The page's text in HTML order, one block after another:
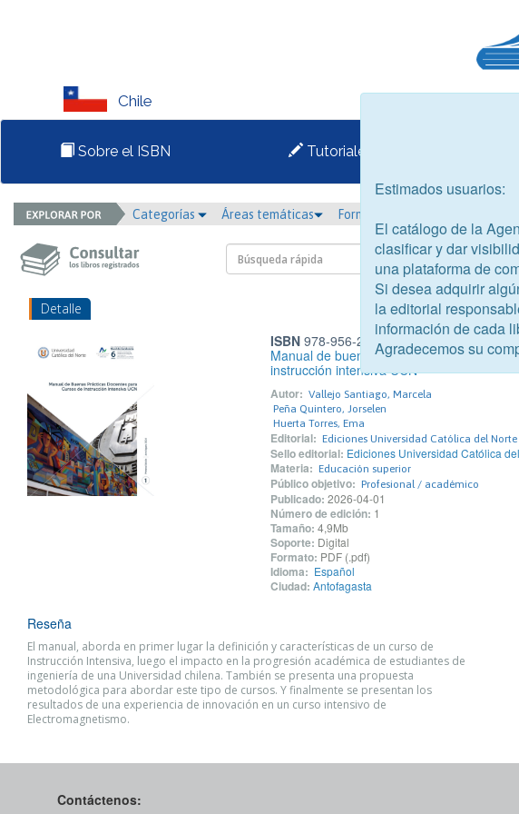
Chile
Sobre el ISBN Tutoriales
Categorías Áreas temáticas Formato
Detalle
ISBN978-956-287-515-8
Manual de buenas prácticas docentes para
instrucción intensiva UCN
Autor: Vallejo Santiago, Marcela
Peña Quintero, Jorselen
Huerta Torres, Ema
Editorial: Ediciones Universidad Católica del Norte
Sello editorial: Ediciones Universidad Católica
Materia: Educación superior
Público objetivo: Profesional / académico
Publicado: 2026-04-01
Número de edición: 1
Tamaño: 4,9Mb
Soporte: Digital
Formato: PDF (.pdf)
Idioma: Español
Ciudad: Antofagasta
Reseña
El manual, aborda en primer lugar la definición y características de un curso de
Instrucción Intensiva, luego el impacto en la progresión académica de estudiantes de
ingeniería de una Universidad chilena. También se presenta una propuesta
metodológica para abordar este tipo de cursos. Y finalmente se presentan los
resultados de una experiencia de innovación en un curso intensivo de
Electromagnetismo.
Contáctenos:
Estimados usuarios:
El catálogo de la
clasificar y dar
una plataforma de
Si desea adquirir
la editorial
información de cada
Agradecemos su